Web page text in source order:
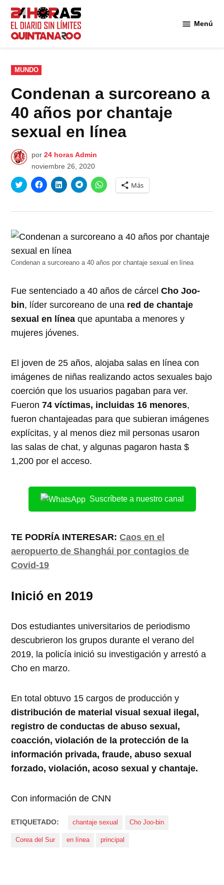
Saltar
contenido
Menú
PUBLICADO
EN
MUNDO
Condenan a surcoreano a
40 años por chantaje
sexual en línea
por 24 horas Admin
noviembre 26, 2020
Haz
clic
en
en
una
ventana
nueva)
Haz
clic
en
en
una
ventana
nueva)
Haz
clic
en
en
una
ventana
nueva)
Haz
clic
en
en
una
Haz
clic
para
en
en
una
Más
Condenan a surcoreano a 40 años por chantaje sexual en línea
Fue sentenciado a 40 años de cárcelCho Joo-
bin, líder surcoreano de una red de chantaje
sexual en líneaque apuntaba a menores y
mujeres jóvenes.
El joven de 25 años, alojaba salas en línea con
imágenes de niñas realizando actos sexuales bajo
coerción que los usuarios pagaban para ver.
Fueron74 víctimas, incluidas 16 menores,
fueron chantajeadas para que subieran imágenes
explícitas, y al menos diez mil personas usaron
las salas de chat, y algunas pagaron hasta $
1,200 por el acceso.
Suscríbete a nuestro canal
TE PODRÍA INTERESAR:Caos en el
aeropuerto de Shanghái por contagios de
Covid-19
Inició en 2019
Dos estudiantes universitarios de periodismo
descubrieron los grupos durante el verano del
2019, la policía inició su investigación y arrestó a
Cho en marzo.
En total obtuvo 15 cargos de producción y
distribución de material visual sexual ilegal,
registro de conductas de abuso sexual,
coacción, violación de la protección de la
información privada, fraude, abuso sexual
forzado, violación, acoso sexual y chantaje.
Con información de CNN
ETIQUETADO: chantaje sexual Cho Joo-bin
Corea del Sur en línea principal